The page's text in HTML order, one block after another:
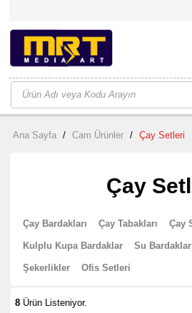
Ana Sayfa / Cam Ürünler / Çay Setleri
Çay
Çay Bardakları Çay Tabakları Çay
Kulplu Kupa Bardaklar Su
Şekerlikler Ofis Setleri
8Ürün Listeniyor.